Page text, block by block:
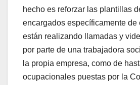
hecho es reforzar las plantillas
encargados específicamente de
están realizando llamadas y
por parte de una trabajadora
la propia empresa, como de
ocupacionales puestas por la